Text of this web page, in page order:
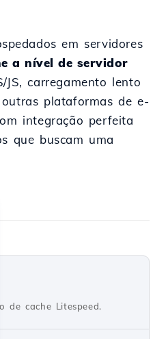
em servidores
a nível de servidor
JS, carregamento lento
plataformas de e-
integração perfeita
que buscam uma
de cache Litespeed.